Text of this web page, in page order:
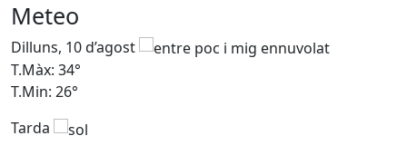
Meteo
Dilluns, 10 d’agost
T.Màx: 34°
T.Min: 26°
Tarda